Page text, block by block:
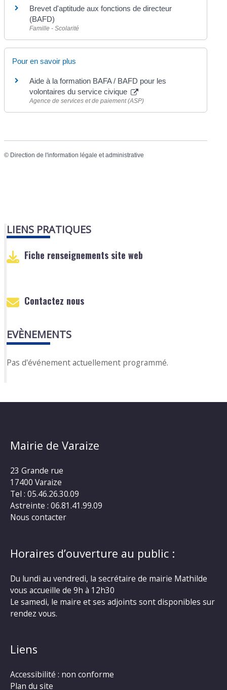
Brevet d'aptitude aux fonctions de directeur
(BAFD)
Famille - Scolarité
Pour en savoir plus
Aide à la formation BAFA / BAFD pour les
volontaires du service civique
Agence de services et de paiement (ASP)
© Direction de l'information légale et administrative
LIENS PRATIQUES
Fiche renseignements site web
Contactez nous
EVÈNEMENTS
Pas d'événement actuellement programmé.
Mairie de Varaize
23 Grande rue
17400 Varaize
Tel : 05.46.26.30.09
Astreinte : 06.81.41.99.09
Nous contacter
Horaires d’ouverture au public :
Du lundi au vendredi, la secrétaire de mairie Mathilde
vous accueille de 9h à 12h30
Le samedi, le maire et ses adjoints sont disponibles sur
rendez vous.
Liens
Accessibilité : non conforme
Plan du site